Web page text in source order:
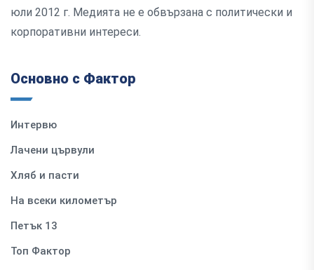
юли 2012 г. Медията не е обвързана с политически и
корпоративни интереси.
Основно с Фактор
Интервю
Лачени цървули
Хляб и пасти
На всеки километър
Петък 13
Топ Фактор